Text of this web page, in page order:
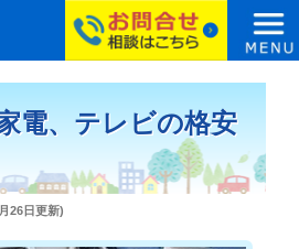
電、テレビの格安
26日更新)